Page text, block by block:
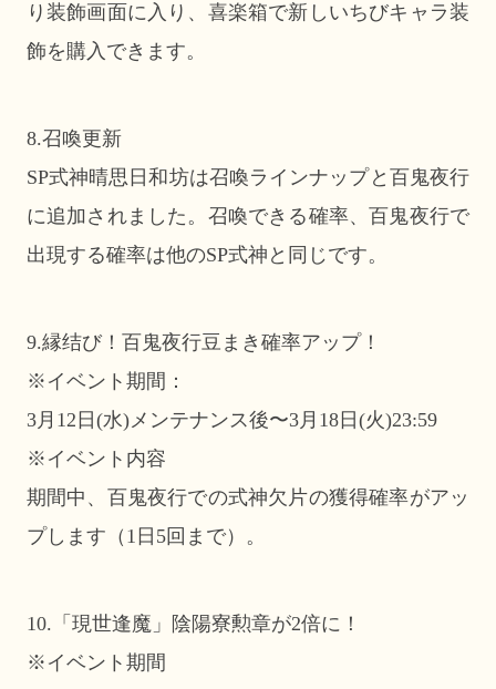
り装飾画面に入り、喜楽箱で新しいちびキャラ装
飾を購入できます。
8.召喚更新
SP式神晴思日和坊は召喚ラインナップと百鬼夜行
に追加されました。召喚できる確率、百鬼夜行で
出現する確率は他のSP式神と同じです。
9.縁结び！百鬼夜行豆まき確率アップ！
※イベント期間：
3月12日(水)メンテナンス後〜3月18日(火)23:59
※イベント内容
期間中、百鬼夜行での式神欠片の獲得確率がアッ
プします（1日5回まで）。
10.「現世逢魔」陰陽寮勲章が2倍に！
※イベント期間